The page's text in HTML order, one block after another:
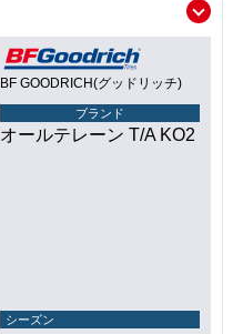
BF GOODRICH(グッドリッチ)
ブランド
オールテレーン T/A KO2
シーズン